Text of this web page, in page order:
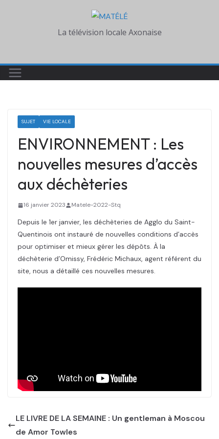
La télévision locale Axonaise
SUJET VIE LOCALE
ENVIRONNEMENT : Les
nouvelles mesures d’accès
aux déchèteries
16 janvier 2023 Matele-2022-Stq
Depuis le 1er janvier, les déchèteries de Agglo du Saint-
Quentinois ont instauré de nouvelles conditions d’accès
pour optimiser et mieux gérer les dépôts. À la
déchèterie d’Omissy, Frédéric Michaux, agent référent du
site, nous a détaillé ces nouvelles mesures.
LE LIVRE DE LA SEMAINE : Un gentleman à Moscou
de Amor Towles